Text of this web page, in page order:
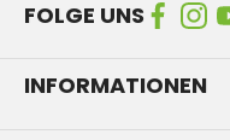
FOLGE UNS
INFORMATIONEN